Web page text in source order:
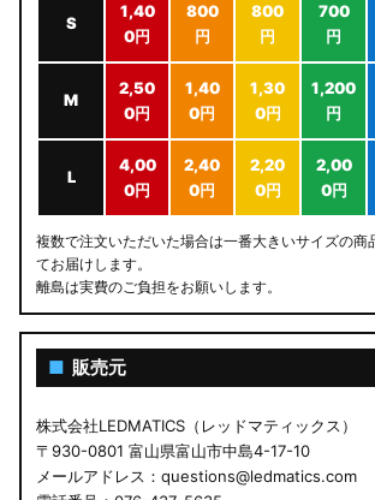
S
1,40
0円
800
円
800
円
700
円
M
2,50
0円
1,40
0円
1,30
0円
1,200
円
L
4,00
0円
2,40
0円
2,20
0円
2,00
0円
複数で注文いただいた場合は一番大きいサイズの商
てお届けします。
離島は実費のご負担をお願いします。
■ 販売元
株式会社LEDMATICS（レッドマティックス）
〒930-0801 富山県富山市中島4-17-10
メールアドレス：questions@ledmatics.com